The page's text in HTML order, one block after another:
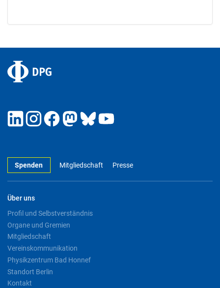
Spenden Mitgliedschaft Presse
Über uns
Profil und Selbstverständnis
Organe und Gremien
Mitgliedschaft
Vereinskommunikation
Physikzentrum Bad Honnef
Standort Berlin
Kontakt